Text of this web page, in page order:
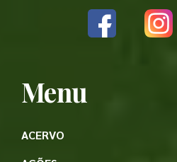
Menu
ACERVO